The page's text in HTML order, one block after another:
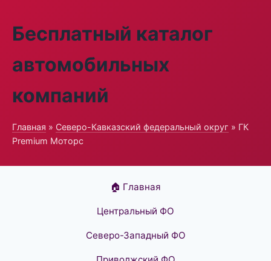
Бесплатный каталог
автомобильных
компаний
Главная » Северо-Кавказский федеральный округ » ГК
Premium Моторс
🏠 Главная
Центральный ФО
Северо-Западный ФО